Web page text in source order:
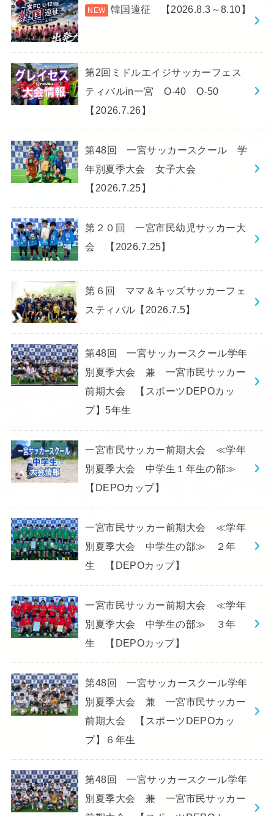
韓国遠征 【2026.8.3～8.10】
第2回ミドルエイジサッカーフェス
ティバルin一宮 O-40 O-50
【2026.7.26】
第48回 一宮サッカースクール 学
年別夏季大会 女子大会
【2026.7.25】
第２０回 一宮市民幼児サッカー大
会 【2026.7.25】
第６回 ママ＆キッズサッカーフェ
スティバル【2026.7.5】
第48回 一宮サッカースクール学年
別夏季大会 兼 一宮市民サッカー
前期大会 【スポーツDEPOカッ
プ】5年生
一宮市民サッカー前期大会 ≪学年
別夏季大会 中学生１年生の部≫
【DEPOカップ】
一宮市民サッカー前期大会 ≪学年
別夏季大会 中学生の部≫ ２年
生 【DEPOカップ】
一宮市民サッカー前期大会 ≪学年
別夏季大会 中学生の部≫ ３年
生 【DEPOカップ】
第48回 一宮サッカースクール学年
別夏季大会 兼 一宮市民サッカー
前期大会 【スポーツDEPOカッ
プ】６年生
第48回 一宮サッカースクール学年
別夏季大会 兼 一宮市民サッカー